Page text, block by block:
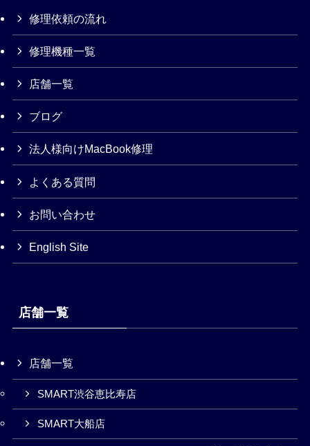
修理依頼の流れ
修理機種一覧
店舗一覧
ブログ
法人様向けMacBook修理
よくある質問
お問い合わせ
English Site
店舗一覧
店舗一覧
SMART渋谷恵比寿店
SMART大船店